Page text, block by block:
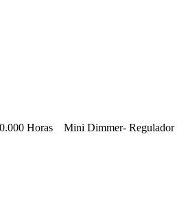
Horas
Mini Dimmer- Regulador